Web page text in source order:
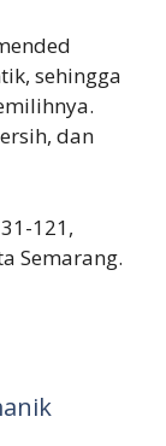
sehingga
dan
121,
Semarang.